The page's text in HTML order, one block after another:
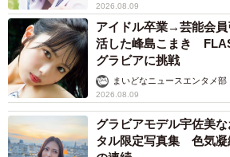
2026.08.09
アイドル卒業→芸能会
活した峰島こまき
グラビアに挑戦
まいどなニュースエンタメ部
2026.08.09
グラビアモデル宇佐美
タル限定写真集 色気凝